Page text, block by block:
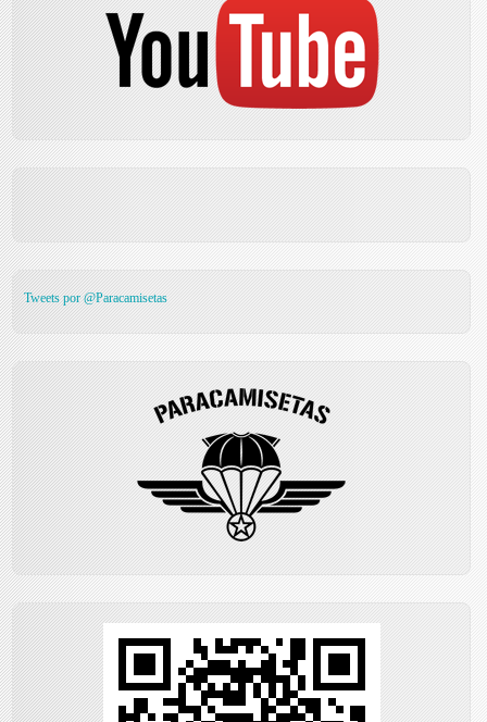
Tweets por @Paracamisetas